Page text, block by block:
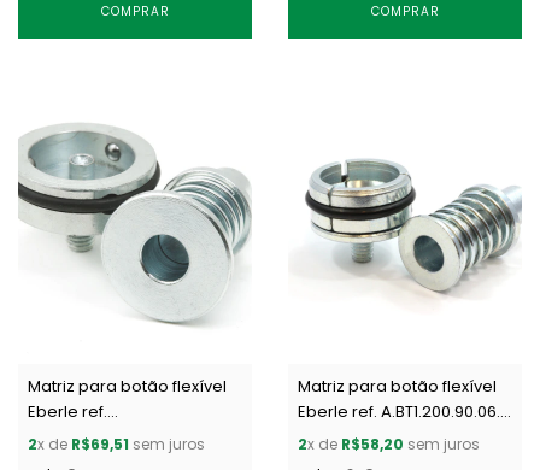
COMPRAR COMPRAR
Matriz para botão flexível
Eberle ref.
A.BT1.200.90.VZ.EC c/ 1 un
2x de R$69,51 sem juros
Matriz para botão flexível
Eberle ref. A.BT1.200.90.06.Z
c/ 1 un
2x de R$58,20 sem juros